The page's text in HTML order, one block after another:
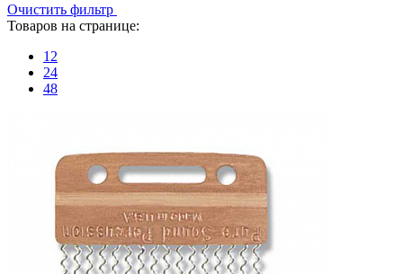
Очистить фильтр
Товаров на странице:
12
24
48